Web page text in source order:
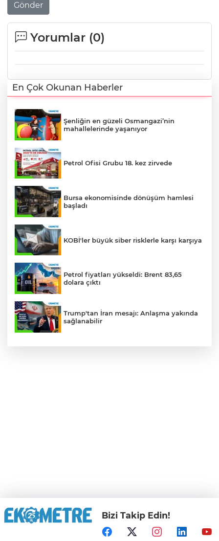
Gönder
Yorumlar (0)
En Çok Okunan Haberler
Şenliğin en güzeli Osmangazi’nin
mahallelerinde yaşanıyor
Petrol Ofisi Grubu 18. kez zirvede
Bursa ekonomisinde dönüşüm hamlesi
başladı
KOBİ'ler büyük siber risklerle karşı karşıya
Petrol fiyatları yükseldi: Brent 83,65
dolara çıktı
Trump'tan İran mesajı: Anlaşma yakında
sağlanabilir
Bizi Takip Edin!